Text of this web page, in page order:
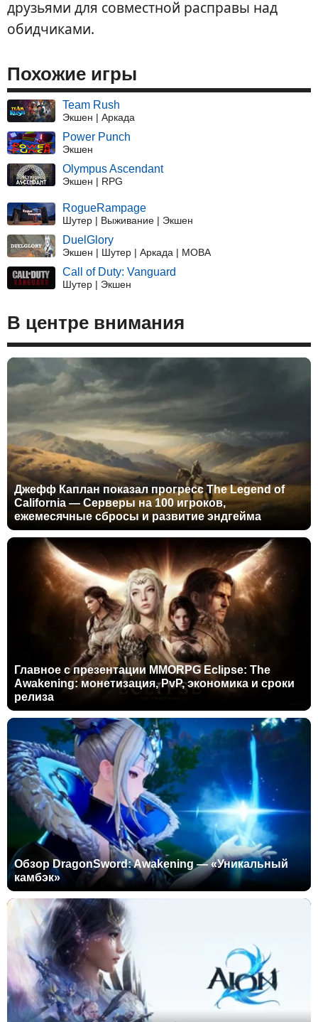
друзьями для совместной расправы над
обидчиками.
Похожие игры
Team Rush
Экшен | Аркада
Power Punch
Экшен
Olympus Ascendant
Экшен | RPG
RogueRampage
Шутер | Выживание | Экшен
DuelGlory
Экшен | Шутер | Аркада | MOBA
Call of Duty: Vanguard
Шутер | Экшен
В центре внимания
Джефф Каплан показал прогресс The Legend of
California — Серверы на 100 игроков,
ежемесячные сбросы и развитие эндгейма
Главное с презентации MMORPG Eclipse: The
Awakening: монетизация, PvP, экономика и сроки
релиза
Обзор DragonSword: Awakening — «Уникальный
камбэк»